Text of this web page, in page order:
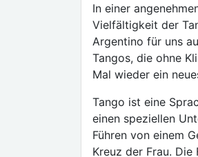
In einer
Vielfältigkeit der
Argentino für uns
Tangos, die ohne
Mal wieder ein
Tango ist eine
einen speziellen
Führen von einem
Kreuz der Frau.